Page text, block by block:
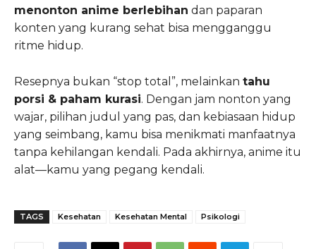
menonton anime berlebihan dan paparan
konten yang kurang sehat bisa mengganggu
ritme hidup.
Resepnya bukan “stop total”, melainkan tahu
porsi & paham kurasi. Dengan jam nonton yang
wajar, pilihan judul yang pas, dan kebiasaan hidup
yang seimbang, kamu bisa menikmati manfaatnya
tanpa kehilangan kendali. Pada akhirnya, anime itu
alat—kamu yang pegang kendali.
TAGS Kesehatan Kesehatan Mental Psikologi